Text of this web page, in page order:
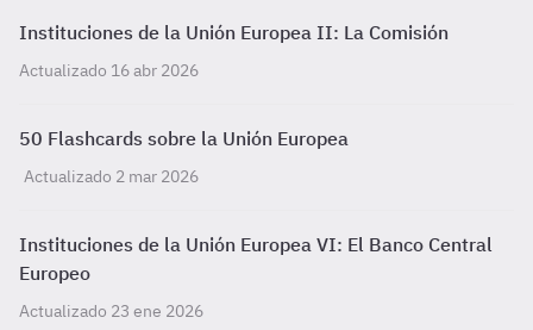
Instituciones de la Unión Europea II: La Comisión
Actualizado 16 abr 2026
50 Flashcards sobre la Unión Europea
Actualizado 2 mar 2026
Instituciones de la Unión Europea VI: El Banco Central
Europeo
Actualizado 23 ene 2026